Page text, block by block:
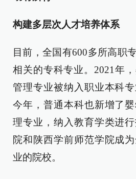
构建多层次人才培养体系
目前，全国有600多所高职
相关的专科专业。2021年
管理专业被纳入职业本科
今年，普通本科也新增了
理专业，纳入教育学类进
院和陕西学前师范学院成
业的院校。